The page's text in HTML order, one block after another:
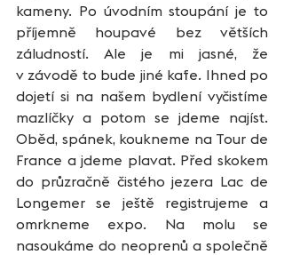
kameny. Po úvodním stoupání je to
příjemně houpavé bez větších
záludností. Ale je mi jasné, že
v závodě to bude jiné kafe. Ihned po
dojetí si na našem bydlení vyčistíme
mazlíčky a potom se jdeme najíst.
Oběd, spánek, koukneme na Tour de
France a jdeme plavat. Před skokem
do průzračně čistého jezera Lac de
Longemer se ještě registrujeme a
omrkneme expo. Na molu se
nasoukáme do neoprenů a společně